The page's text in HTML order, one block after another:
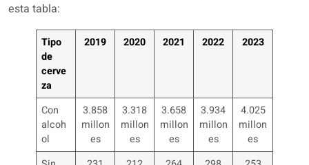
esta tabla:
Tipo
de
cerve
za
2019 2020 2021 2022 2023
Con
alcoh
ol
3.858
millon
es
3.318
millon
es
3.658
millon
es
3.934
millon
es
4.025
millon
es